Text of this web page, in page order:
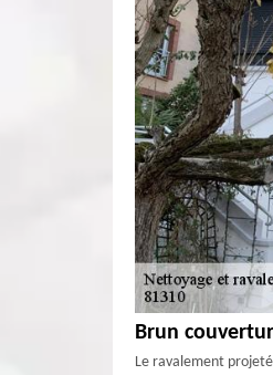
Brun
Le ravalement